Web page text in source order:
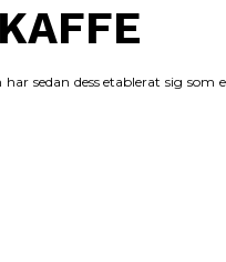
sedan dess etablerat sig